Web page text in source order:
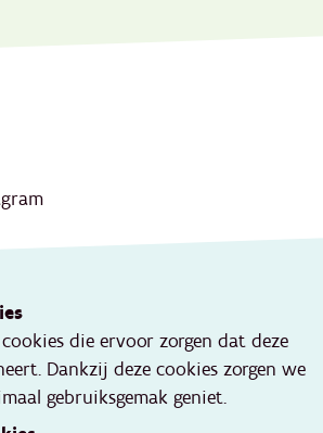
die ervoor zorgen dat deze
Dankzij deze cookies zorgen we
gebruiksgemak geniet.
Onze websites
Portaal lokale besturen
Portaal jeugdhulp
Kind en Gezin